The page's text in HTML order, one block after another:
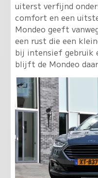
uiterst verfijnd
comfort en een
Mondeo geeft
een rust die een
bij intensief gebruik
blijft de Mondeo